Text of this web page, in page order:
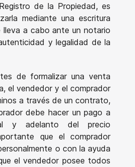
de la Propiedad, es
mediante una escritura
lleva a cabo ante un notario
y legalidad de la
de formalizar una venta
el vendedor y el comprador
a través de un contrato,
debe hacer un pago a
y adelanto del precio
que el comprador
o con la ayuda
el vendedor posee todos